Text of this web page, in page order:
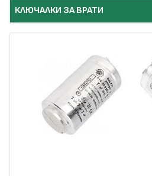
КЛЮЧАЛКИ ЗА ВРАТИ